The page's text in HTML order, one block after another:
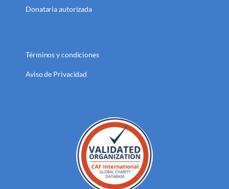
Donataria autorizada
Términos y condiciones
Aviso de Privacidad